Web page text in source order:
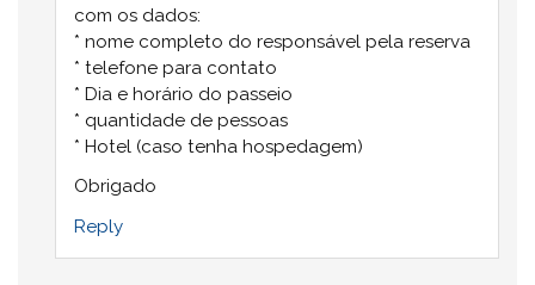
com os dados:
* nome completo do responsável pela reserva
* telefone para contato
* Dia e horário do passeio
* quantidade de pessoas
* Hotel (caso tenha hospedagem)
Obrigado
Reply